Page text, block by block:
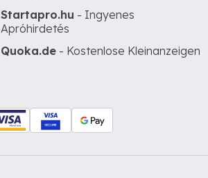
Startapro.hu - Ingyenes
Apróhirdetés
Quoka.de - Kostenlose Kleinanzeigen